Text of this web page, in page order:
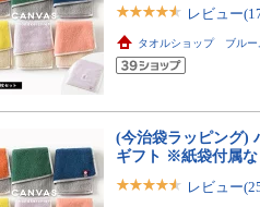
レビュー
タオルショップ ブルー
(今治袋ラッピング)
ギフト ※紙袋付属
レビュー